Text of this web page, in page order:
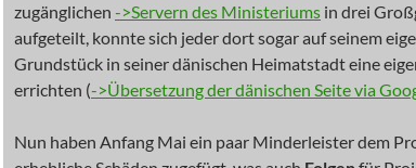
zugänglichen ->Servern des Ministeriums in drei
aufgeteilt, konnte sich jeder dort sogar auf seinem
Grundstück in seiner dänischen Heimatstadt eine
errichten (->Übersetzung der dänischen Seite via
Nun haben Anfang Mai ein paar Minderleister dem